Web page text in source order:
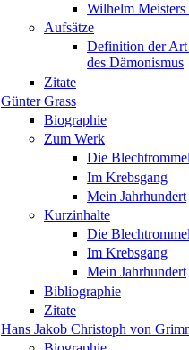
Wilhelm Meisters
Aufsätze
Definition der Art
des Dämonismus
Zitate
Günter Grass
Biographie
Zum Werk
Die Blechtrommel
Im Krebsgang
Mein Jahrhundert
Kurzinhalte
Die Blechtrommel
Im Krebsgang
Mein Jahrhundert
Bibliographie
Zitate
Hans Jakob Christoph von